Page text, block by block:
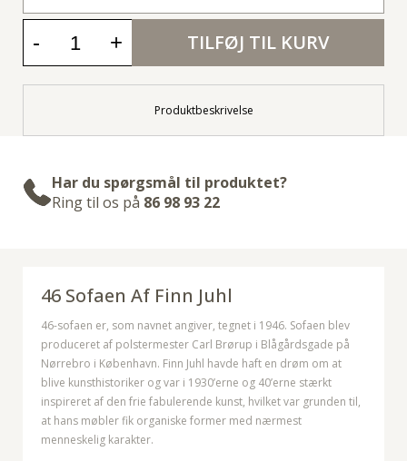
- + TILFØJ TIL KURV
Produktbeskrivelse
Har du spørgsmål til produktet?
Ring til os på 86 98 93 22
46 Sofaen Af Finn Juhl
46-sofaen er, som navnet angiver, tegnet i 1946. Sofaen blev
produceret af polstermester Carl Brørup i Blågårdsgade på
Nørrebro i København. Finn Juhl havde haft en drøm om at
blive kunsthistoriker og var i 1930’erne og 40’erne stærkt
inspireret af den frie fabulerende kunst, hvilket var grunden til,
at hans møbler fik organiske former med nærmest
menneskelig karakter.